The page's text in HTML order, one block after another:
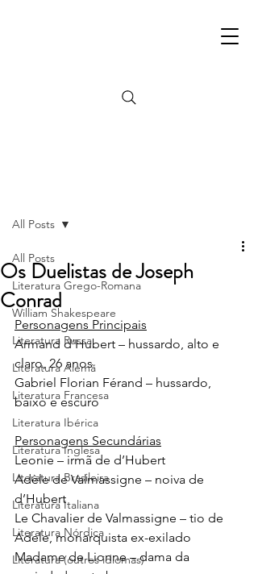
All Posts
Literatura Grego-Romana
William Shakespeare
Literatura Russa
Literatura Alemã
Literatura Francesa
Literatura Ibérica
Literatura Inglesa
Literatura Brasileira
Literatura Italiana
Literatura Nórdica
Literatura (outros idiomas)
All Posts
Os Duelistas de Joseph
Conrad
Personagens Principais
Armand d’Hubert – hussardo, alto e
claro, 26 anos
Gabriel Florian Férand – hussardo,
baixo e escuro
Personagens Secundárias
Leonie – irmã de d’Hubert
Adèle de Valmassigne – noiva de
d’Hubert
Le Chavalier de Valmassigne – tio de
Adele, monarquista ex-exilado
Madame de Lionne – dama da